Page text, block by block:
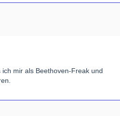
mir als Beethoven-Freak und